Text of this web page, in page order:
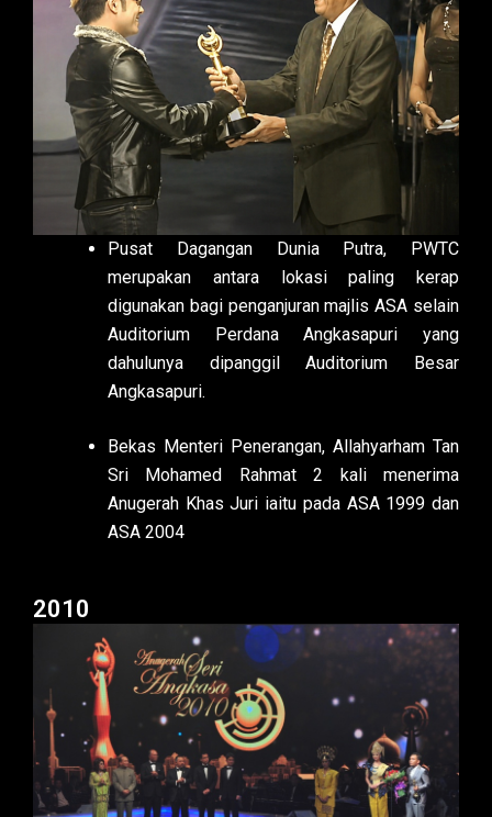
Pusat Dagangan Dunia Putra, PWTC
merupakan antara lokasi paling kerap
digunakan bagi penganjuran majlis ASA selain
Auditorium Perdana Angkasapuri yang
dahulunya dipanggil Auditorium Besar
Angkasapuri.
Bekas Menteri Penerangan, Allahyarham Tan
Sri Mohamed Rahmat 2 kali menerima
Anugerah Khas Juri iaitu pada ASA 1999 dan
ASA 2004
2010